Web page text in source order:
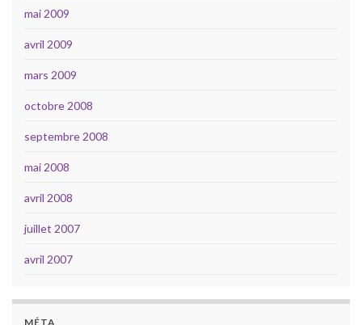
mai 2009
avril 2009
mars 2009
octobre 2008
septembre 2008
mai 2008
avril 2008
juillet 2007
avril 2007
MÉTA